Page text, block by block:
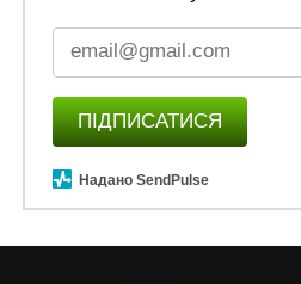
ПІДПИСАТИСЯ
Надано SendPulse